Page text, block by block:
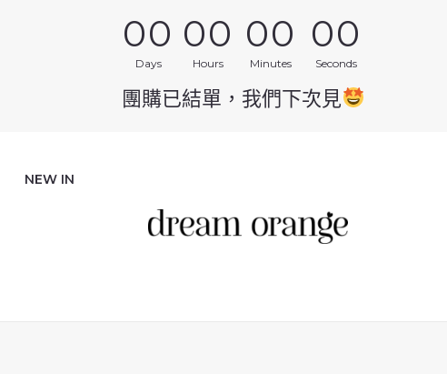
00
Days
00
Hours
00
Minutes
00
Seconds
團購已結單，我們下次見
NEW IN